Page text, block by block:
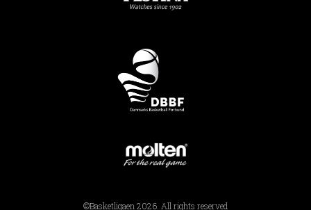
©Basketligaen 2026. All rights reserved